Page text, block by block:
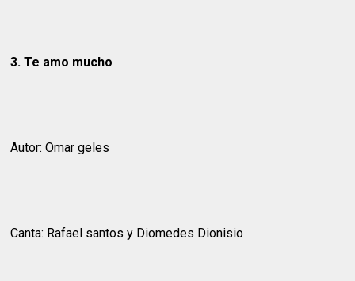
3. Te amo mucho
Autor: Omar geles
Canta: Rafael santos y Diomedes Dionisio